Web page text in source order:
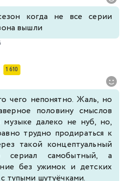
когда не все серии
вышли
1 610
чего непонятно. Жаль, но
половину смыслов
музыке далеко не нуб, но,
трудно продираться к
такой концептуальный
сериал самобытный, а
без ужимок и детских
тупыми шутуёчками.